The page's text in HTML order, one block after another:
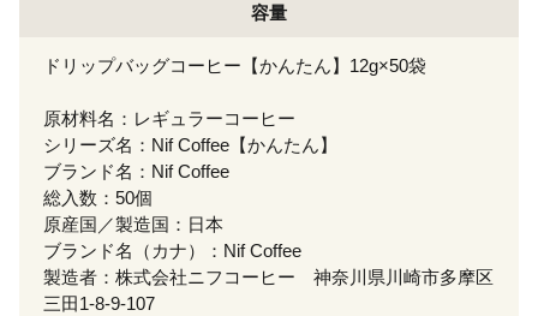
容量
ドリップバッグコーヒー【かんたん】12g×50袋
原材料名：レギュラーコーヒー
シリーズ名：Nif Coffee【かんたん】
ブランド名：Nif Coffee
総入数：50個
原産国／製造国：日本
ブランド名（カナ）：Nif Coffee
製造者：株式会社ニフコーヒー 神奈川県川崎市多摩区
三田1-8-9-107